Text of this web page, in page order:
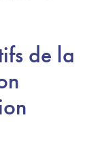
de la